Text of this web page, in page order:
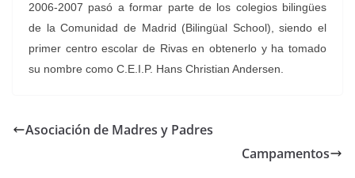
2006-2007 pasó a formar parte de los colegios bilingües
de la Comunidad de Madrid (Bilingüal School), siendo el
primer centro escolar de Rivas en obtenerlo y ha tomado
su nombre como C.E.I.P. Hans Christian Andersen.
Asociación de Madres y Padres
Campamentos